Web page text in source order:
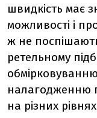
швидкість має
можливості і
ж не
ретельному
налагодженню
на різних